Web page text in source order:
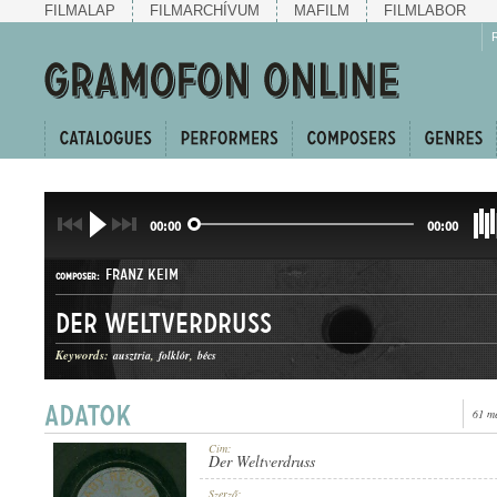
FILMALAP FILMARCHÍVUM MAFILM FILMLABOR
00:00 00:00
COMPOSER: FRANZ KEIM
GENRE: SRAMLI
Der Weltverdruss
Keywords: ausztria folklór bécs
61
Cím:
Der Weltverdruss
Szerző: